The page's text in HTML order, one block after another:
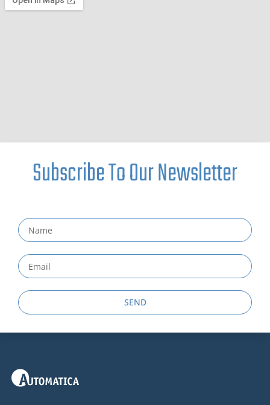
Subscribe To Our Newsletter
SEND